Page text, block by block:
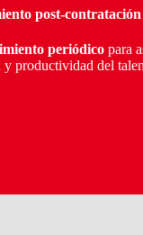
post-contratación
periódicopara
y productividad del